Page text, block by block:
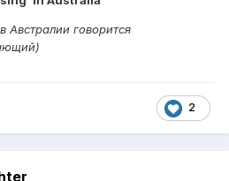
Австралии говорится
2